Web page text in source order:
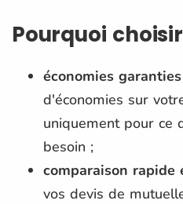
Pourquoi
économies garanties
d'économies sur
uniquement pour ce
besoin ;
comparaison rapide
vos devis de